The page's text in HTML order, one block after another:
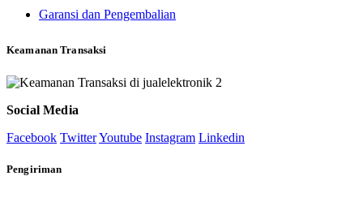
Garansi dan Pengembalian
Keamanan Transaksi
Social Media
Facebook TwitterYoutube Instagram Linkedin
Pengiriman